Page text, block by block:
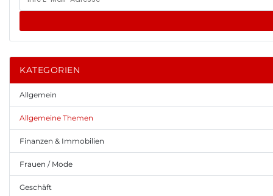
KATEGORIEN
Allgemein
Allgemeine Themen
Finanzen & Immobilien
Frauen / Mode
Geschäft